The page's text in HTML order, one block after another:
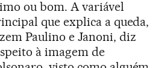
ou bom. A variável
que explica a queda,
Paulino e Janoni, diz
à imagem de